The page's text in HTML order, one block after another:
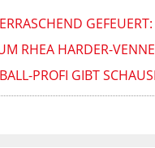
RHEA HARDER-
PROFI GIBT